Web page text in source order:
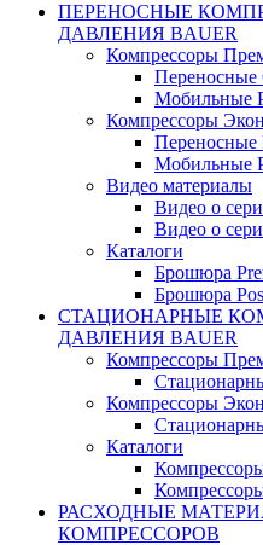
ПЕРЕНОСНЫЕ
ДАВЛЕНИЯ BAUER
Компрессоры
Переносные
Мобильные
Компрессоры
Переносные
Мобильные
Видео материалы
Видео о
Видео о
Каталоги
Брошюра
Брошюра
СТАЦИОНАРНЫЕ
ДАВЛЕНИЯ BAUER
Компрессоры
Компрессоры
Каталоги
РАСХОДНЫЕ
КОМПРЕССОРОВ